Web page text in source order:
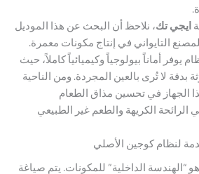
ايجي تك، نلاحظ أن البحث عن هذا الموديل
التايواني في إنتاج مكونات معمرة.
يوفر أماناً بيولوجياً وكيميائياً كاملاً، حيث
بدقة لا تُرى بالعين المجردة. ومن الناحية
الجهاز في تحسين مذاق الطعام
الكريهة والطعم غير الطبيعي
لنظام كوجين الأصلي
“الهندسة الداخلية” للمكونات. يتم صياغة